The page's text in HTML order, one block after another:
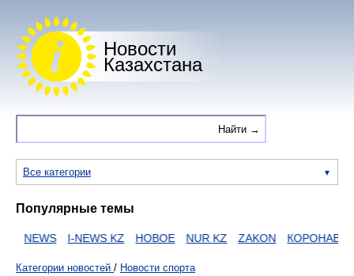
Новости
Казахстана
Все категории
Популярные темы
NEWS I-NEWS KZ НОВОЕ NUR KZ ZAKON
Категории новостей / Новости спорта